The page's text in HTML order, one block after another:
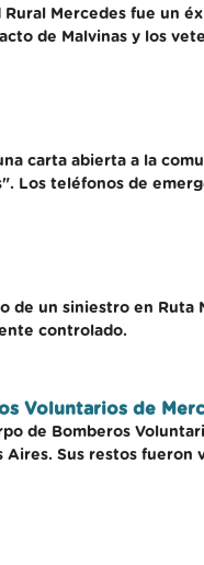
Mercedes fue un
de Malvinas y los
carta abierta a la
Los teléfonos de
de un siniestro en Ruta
controlado.
Voluntarios de
de Bomberos
Sus restos fueron